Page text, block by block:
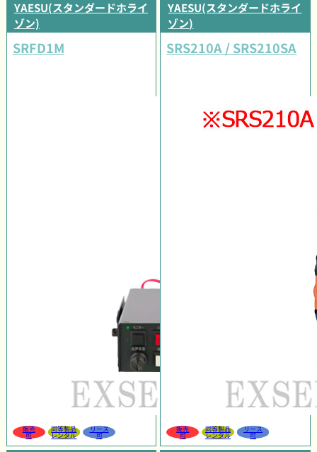
YAESU(スタンダードホライ
ゾン)
SRFD1M
販売
可
同等製品
レンタル
リース
可
YAESU(スタンダードホライ
ゾン)
SRS210A / SRS210SA
販売
可
同等製品
レンタル
リース
可